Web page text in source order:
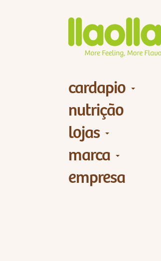
cardapio
nutrição
lojas
marca
empresa